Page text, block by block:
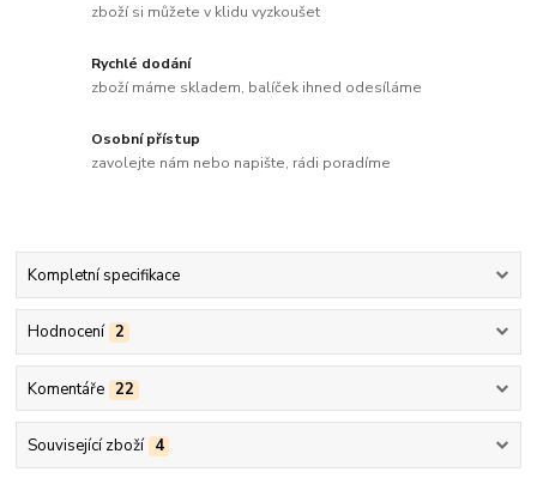
zboží si můžete v klidu vyzkoušet
Rychlé dodání
zboží máme skladem, balíček ihned odesíláme
Osobní přístup
zavolejte nám nebo napište, rádi poradíme
Kompletní specifikace
Hodnocení 2
Komentáře 22
Související zboží 4